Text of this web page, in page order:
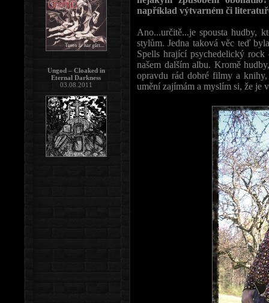
například výtvarném či
Ano...určitě...je spousta hudby,
stylům. Jedna taková věc teď
Spells hrající psychedelický
našem dalším albu. Kromě
opravdu rád dobré filmy a
umění zajímám a myslím si, že je
Ungod – Cloaked in
Eternal Darkness
03.08.2011